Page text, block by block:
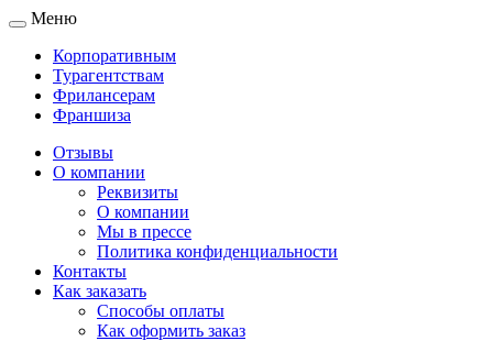
Toggle
navigation
Меню
Корпоративным
Турагентствам
Фрилансерам
Франшиза
Отзывы
О компании
Реквизиты
О компании
Мы в прессе
Политика конфиденциальности
Контакты
Как заказать
Способы оплаты
Как оформить заказ